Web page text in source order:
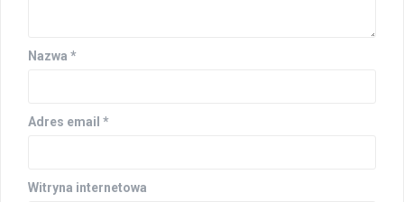
Nazwa *
Adres email *
Witryna internetowa